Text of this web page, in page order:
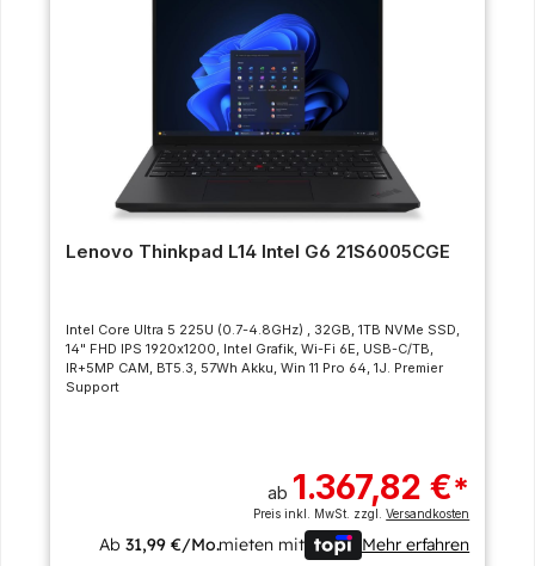
Lenovo Thinkpad L14 Intel G6 21S6005CGE
Intel Core Ultra 5 225U (0.7-4.8GHz) , 32GB, 1TB NVMe SSD,
14" FHD IPS 1920x1200, Intel Grafik, Wi-Fi 6E, USB-C/TB,
IR+5MP CAM, BT5.3, 57Wh Akku, Win 11 Pro 64, 1J. Premier
Support
ab 1.367,82 €*
Preis inkl. MwSt. zzgl.Versandkosten
Ab31,99 €/Mo.mieten mit Mehr erfahren